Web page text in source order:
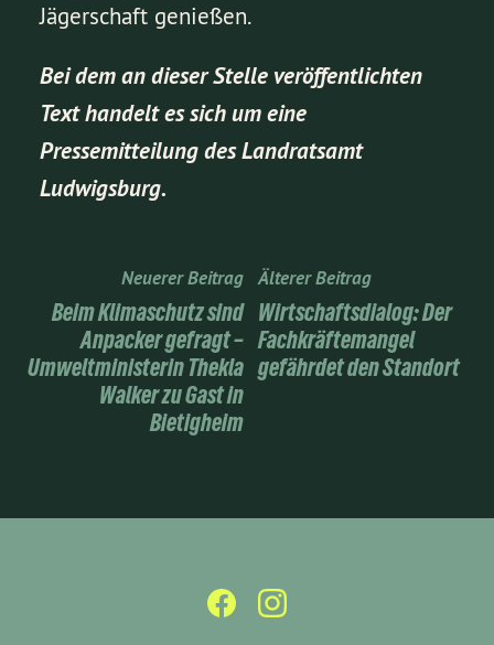
Jägerschaft genießen.
Bei dem an dieser Stelle veröffentlichten
Text handelt es sich um eine
Pressemitteilung des Landratsamt
Ludwigsburg.
Neuerer Beitrag
Beim Klimaschutz sind
Anpacker gefragt –
Umweltministerin Thekla
Walker zu Gast in
Bietigheim
Älterer Beitrag
Wirtschaftsdialog: Der
Fachkräftemangel
gefährdet den Standort